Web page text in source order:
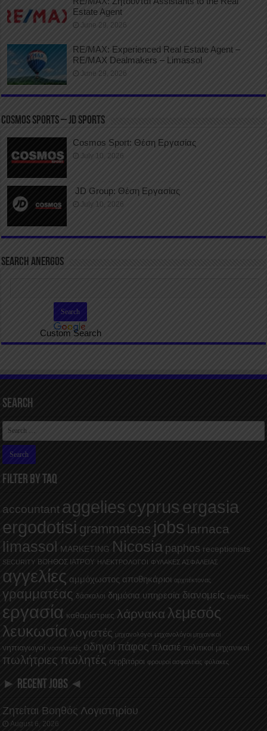
Estate Agent
June 29, 2026
RE/MAX: Experienced Real Estate Agent –
RE/MAX Dealmakers – Limassol
June 29, 2026
COSMOS SPORTS – JD SPORTS
Cosmos Sport: Θέση Εργασίας
July 10, 2026
JD Group: Θέση Εργασίας
July 10, 2026
SEARCH ANERGOS
Custom Search
Search
FILTER BY TAQ
accountant aggelies cyprus ergasia
ergodotisi grammateas jobs larnaca
limassol MARKETING Nicosia paphos receptionists
SECURITY ΒΟΗΘΟΣ ΙΑΤΡΟΥ ΗΛΕΚΤΡΟΛΟΓΟΙ ΦΥΛΑΚΕΣ ΑΣΦΑΛΕΙΑΣ
αγγελίες αμμόχωστος αποθηκάριοι αρχιτέκτονας
γραμματέας δάσκαλοι δημόσια υπηρεσία διανομείς εργάτες
εργασία καθαρίστριες λάρνακα λεμεσός
λευκωσία λογιστές μηχανολόγοι μηχανολόγοι μηχανικοί
νηπιαγωγοί νοσηλευτές οδηγοί πάφος πλασιέ πολιτικοί μηχανικοί
πωλήτριες πωλητές σερβιτόροι φρουροί ασφαλείας φύλακες
► RECENT JOBS ◄
Ζητείται Βοηθός Λογιστηρίου
August 6, 2026